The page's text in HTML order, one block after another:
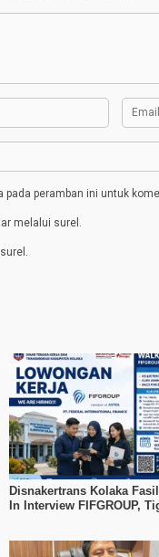
peramban ini untuk
melalui surel.
Disnakertrans Kolaka
In Interview FIFGROUP,